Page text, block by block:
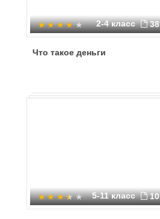
2-4 класс 38
Что такое деньги
5-11 класс 10